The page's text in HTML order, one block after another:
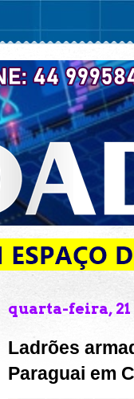
quarta-feira, 21
Ladrões
Paraguai em